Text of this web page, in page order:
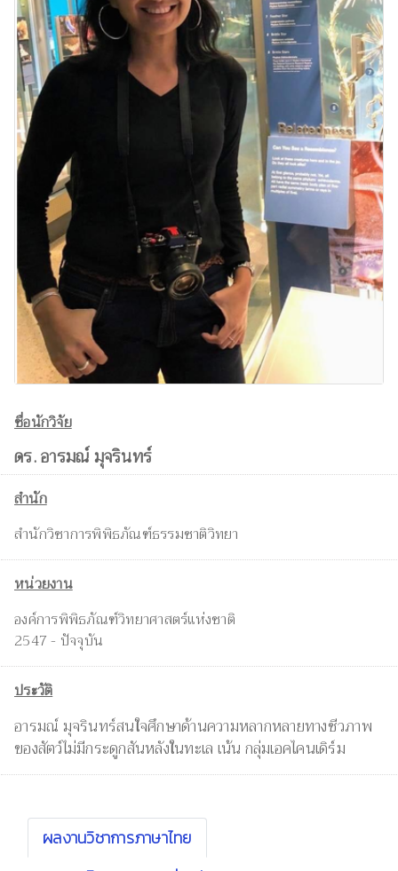
ชื่อนักวิจัย
ดร. อารมณ์ มุจรินทร์
สำนัก
สำนักวิชาการพิพิธภัณฑ์ธรรมชาติวิทยา
หน่วยงาน
องค์การพิพิธภัณฑ์วิทยาศาสตร์แห่งชาติ
2547 - ปัจจุบัน
ประวัติ
อารมณ์ มุจรินทร์สนใจศึกษาด้านความหลากหลายทางชีวภาพ
ของสัตว์ไม่มีกระดูกสันหลังในทะเล เน้น กลุ่มเอคไคนเดิร์ม
ผลงานวิชาการภาษาไทย